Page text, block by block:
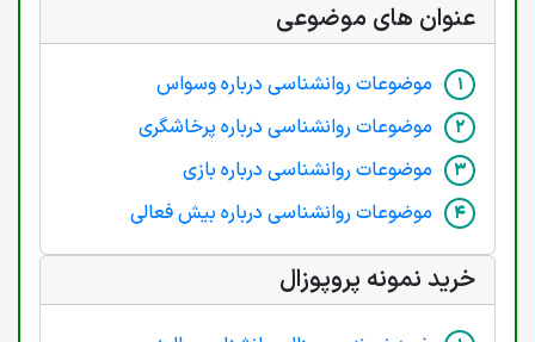
عنوان های موضوعی
موضوعات روانشناسی درباره وسواس
موضوعات روانشناسی درباره پرخاشگری
موضوعات روانشناسی درباره بازی
موضوعات روانشناسی درباره بیش فعالی
خرید نمونه پروپوزال